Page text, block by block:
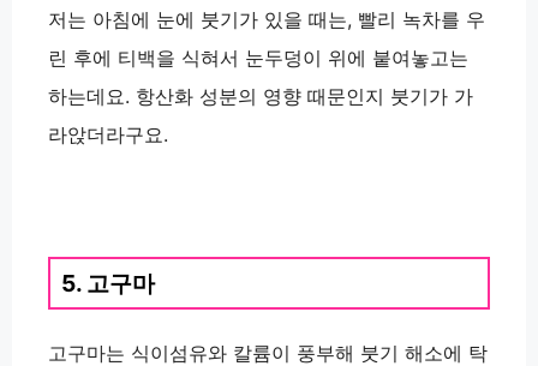
저는 아침에 눈에 붓기가 있을 때는, 빨리 녹차를 우
린 후에 티백을 식혀서 눈두덩이 위에 붙여놓고는
하는데요. 항산화 성분의 영향 때문인지 붓기가 가
라앉더라구요.
5. 고구마
고구마는 식이섬유와 칼륨이 풍부해 붓기 해소에 탁